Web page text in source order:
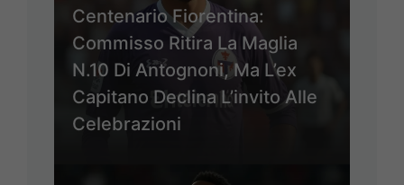
Centenario Fiorentina:
Commisso Ritira La Maglia
N.10 Di Antognoni, Ma L’ex
Capitano Declina L’invito Alle
Celebrazioni